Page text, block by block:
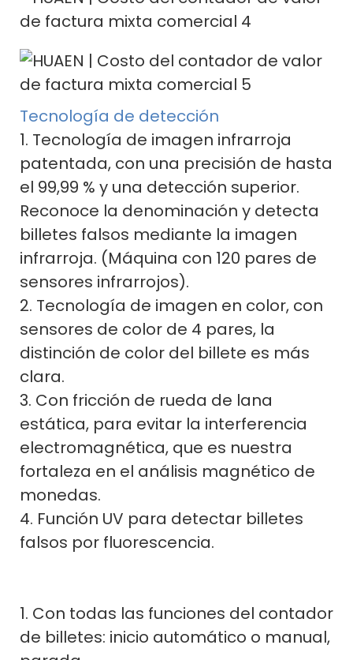
Tecnología de detección
1. Tecnología de imagen infrarroja
patentada, con una precisión de hasta
el 99,99 % y una detección superior.
Reconoce la denominación y detecta
billetes falsos mediante la imagen
infrarroja. (Máquina con 120 pares de
sensores infrarrojos).
2. Tecnología de imagen en color, con
sensores de color de 4 pares, la
distinción de color del billete es más
clara.
3. Con fricción de rueda de lana
estática, para evitar la interferencia
electromagnética, que es nuestra
fortaleza en el análisis magnético de
monedas.
4. Función UV para detectar billetes
falsos por fluorescencia.
1. Con todas las funciones del contador
de billetes: inicio automático o manual,